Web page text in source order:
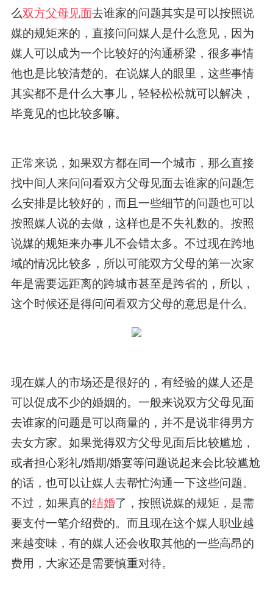
么双方父母见面去谁家的问题其实是可以按照说
媒的规矩来的，直接问问媒人是什么意见，因为
媒人可以成为一个比较好的沟通桥梁，很多事情
他也是比较清楚的。在说媒人的眼里，这些事情
其实都不是什么大事儿，轻轻松松就可以解决，
毕竟见的也比较多嘛。
正常来说，如果双方都在同一个城市，那么直接
找中间人来问问看双方父母见面去谁家的问题怎
么安排是比较好的，而且一些细节的问题也可以
按照媒人说的去做，这样也是不失礼数的。按照
说媒的规矩来办事儿不会错太多。不过现在跨地
域的情况比较多，所以可能双方父母的第一次家
年是需要远距离的跨城市甚至是跨省的，所以，
这个时候还是得问问看双方父母的意思是什么。
现在媒人的市场还是很好的，有经验的媒人还是
可以促成不少的婚姻的。一般来说双方父母见面
去谁家的问题是可以商量的，并不是说非得男方
去女方家。如果觉得双方父母见面后比较尴尬，
或者担心彩礼/婚期/婚宴等问题说起来会比较尴尬
的话，也可以让媒人去帮忙沟通一下这些问题。
不过，如果真的结婚了，按照说媒的规矩，是需
要支付一笔介绍费的。而且现在这个媒人职业越
来越变味，有的媒人还会收取其他的一些高昂的
费用，大家还是需要慎重对待。